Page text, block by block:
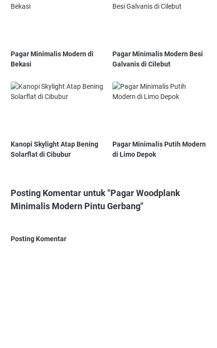
Pagar Minimalis Modern di
Bekasi
Pagar Minimalis Modern Besi
Galvanis di Cilebut
Kanopi Skylight Atap Bening
Solarflat di Cibubur
Pagar Minimalis Putih Modern
di Limo Depok
Posting Komentar untuk "Pagar Woodplank
Minimalis Modern Pintu Gerbang"
Posting Komentar